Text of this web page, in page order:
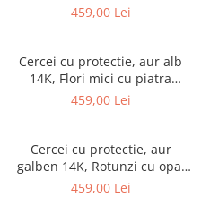
459,00 Lei
Cercei cu protectie, aur alb
14K, Flori mici cu piatra
incolora 4 mm
459,00 Lei
Cercei cu protectie, aur
galben 14K, Rotunzi cu opal
alb, 5 mm
459,00 Lei